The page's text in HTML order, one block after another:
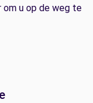
om u op de weg te